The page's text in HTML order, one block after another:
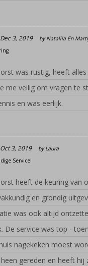
Dec 3, 2019 byNataliia En
was rustig, heeft
me veilig om vragen te
en was eerlijk.
Oct 3, 2019 byLaura
Service!
heeft de keuring van
en grondig
was ook altijd
De service was top -
nagekeken moest
gereden en heeft hij